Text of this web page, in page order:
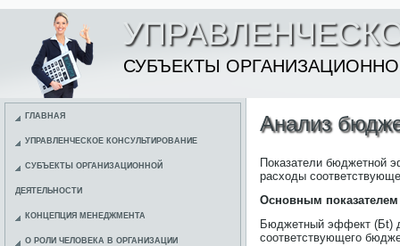
СУБЪЕКТЫ
ГЛАВНАЯ
УПРАВЛЕНЧЕСКОЕ КОНСУЛЬТИРОВАНИЕ
СУБЪЕКТЫ ОРГАНИЗАЦИОННОЙ
ДЕЯТЕЛЬНОСТИ
КОНЦЕПЦИЯ МЕНЕДЖМЕНТА
О РОЛИ ЧЕЛОВЕКА В ОРГАНИЗАЦИИ
Анализ
Показатели бюджетной
расходы
Основным
Бюджетный эффект (Бt)
соответствующего